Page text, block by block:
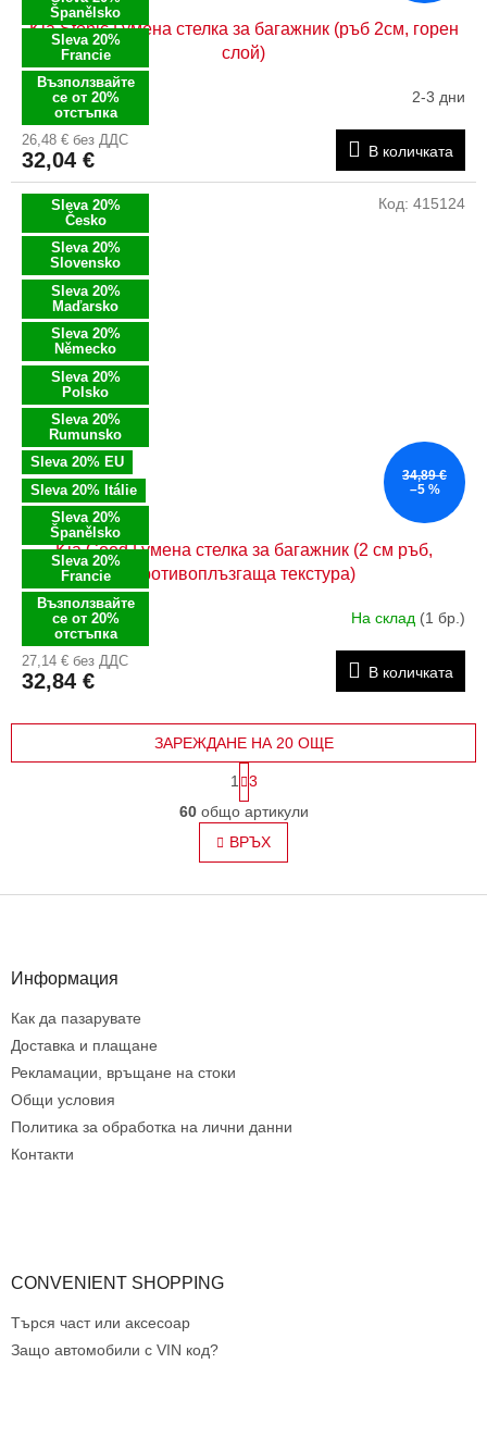
Španělsko
Sleva 20%
Francie
Възползвайте
се от 20%
отстъпка
Kia Stonic Гумена стелка за багажник (ръб 2см, горен
слой)
2-3 дни
26,48 € без ДДС
32,04 € В количката
Sleva 20%
Česko
Sleva 20%
Slovensko
Sleva 20%
Maďarsko
Sleva 20%
Německo
Sleva 20%
Polsko
Sleva 20%
Rumunsko
Sleva 20% EU
Sleva 20% Itálie
Sleva 20%
Španělsko
Sleva 20%
Francie
Възползвайте
се от 20%
отстъпка
34,89 €
–5 %
Kia Ceed Гумена стелка за багажник (2 см ръб,
противоплъзгаща текстура)
На склад (1 бр.)
27,14 € без ДДС
32,84 € В количката
Код: 415124
К
о
н
т
и
ЗАРЕЖДАНЕ НА 20 ОЩЕ
а
г
и
н
а
и
1
3
60общо артикули
ВРЪХ
Информация
Как да пазарувате
Доставка и плащане
Рекламации, връщане на стоки
Общи условия
Политика за обработка на лични данни
Контакти
CONVENIENT SHOPPING
Търся част или аксесоар
Защо автомобили с VIN код?